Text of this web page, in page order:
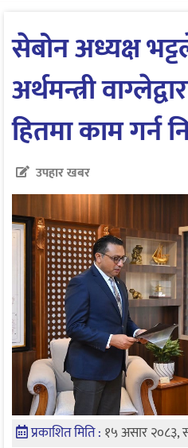
सेबोन अध्यक्ष
अर्थमन्त्री
हितमा काम गर्न
उपहार खबर
प्रकाशित मिति : १५ असार २०८३,